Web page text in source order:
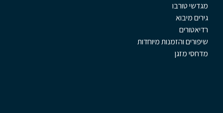
מגדשי טורבו
גירים מיבוא
רדיאטורים
שיפורים והזמנות מיוחדות
מדחסי מזגן